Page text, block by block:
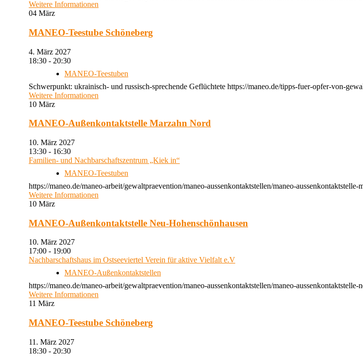
Weitere Informationen
04 März
MANEO-Teestube Schöneberg
4. März 2027
18:30 - 20:30
MANEO-Teestuben
Schwerpunkt: ukrainisch- und russisch-sprechende Geflüchtete https://maneo.de/tipps-fuer-opfer-von-
Weitere Informationen
10 März
MANEO-Außenkontaktstelle Marzahn Nord
10. März 2027
13:30 - 16:30
Familien- und Nachbarschaftszentrum „Kiek in“
MANEO-Teestuben
https://maneo.de/maneo-arbeit/gewaltpraevention/maneo-aussenkontaktstellen/maneo-aussenkontaktstelle-
Weitere Informationen
10 März
MANEO-Außenkontaktstelle Neu-Hohenschönhausen
10. März 2027
17:00 - 19:00
Nachbarschaftshaus im Ostseeviertel Verein für aktive Vielfalt e.V
MANEO-Außenkontaktstellen
https://maneo.de/maneo-arbeit/gewaltpraevention/maneo-aussenkontaktstellen/maneo-aussenkontaktstelle-
Weitere Informationen
11 März
MANEO-Teestube Schöneberg
11. März 2027
18:30 - 20:30